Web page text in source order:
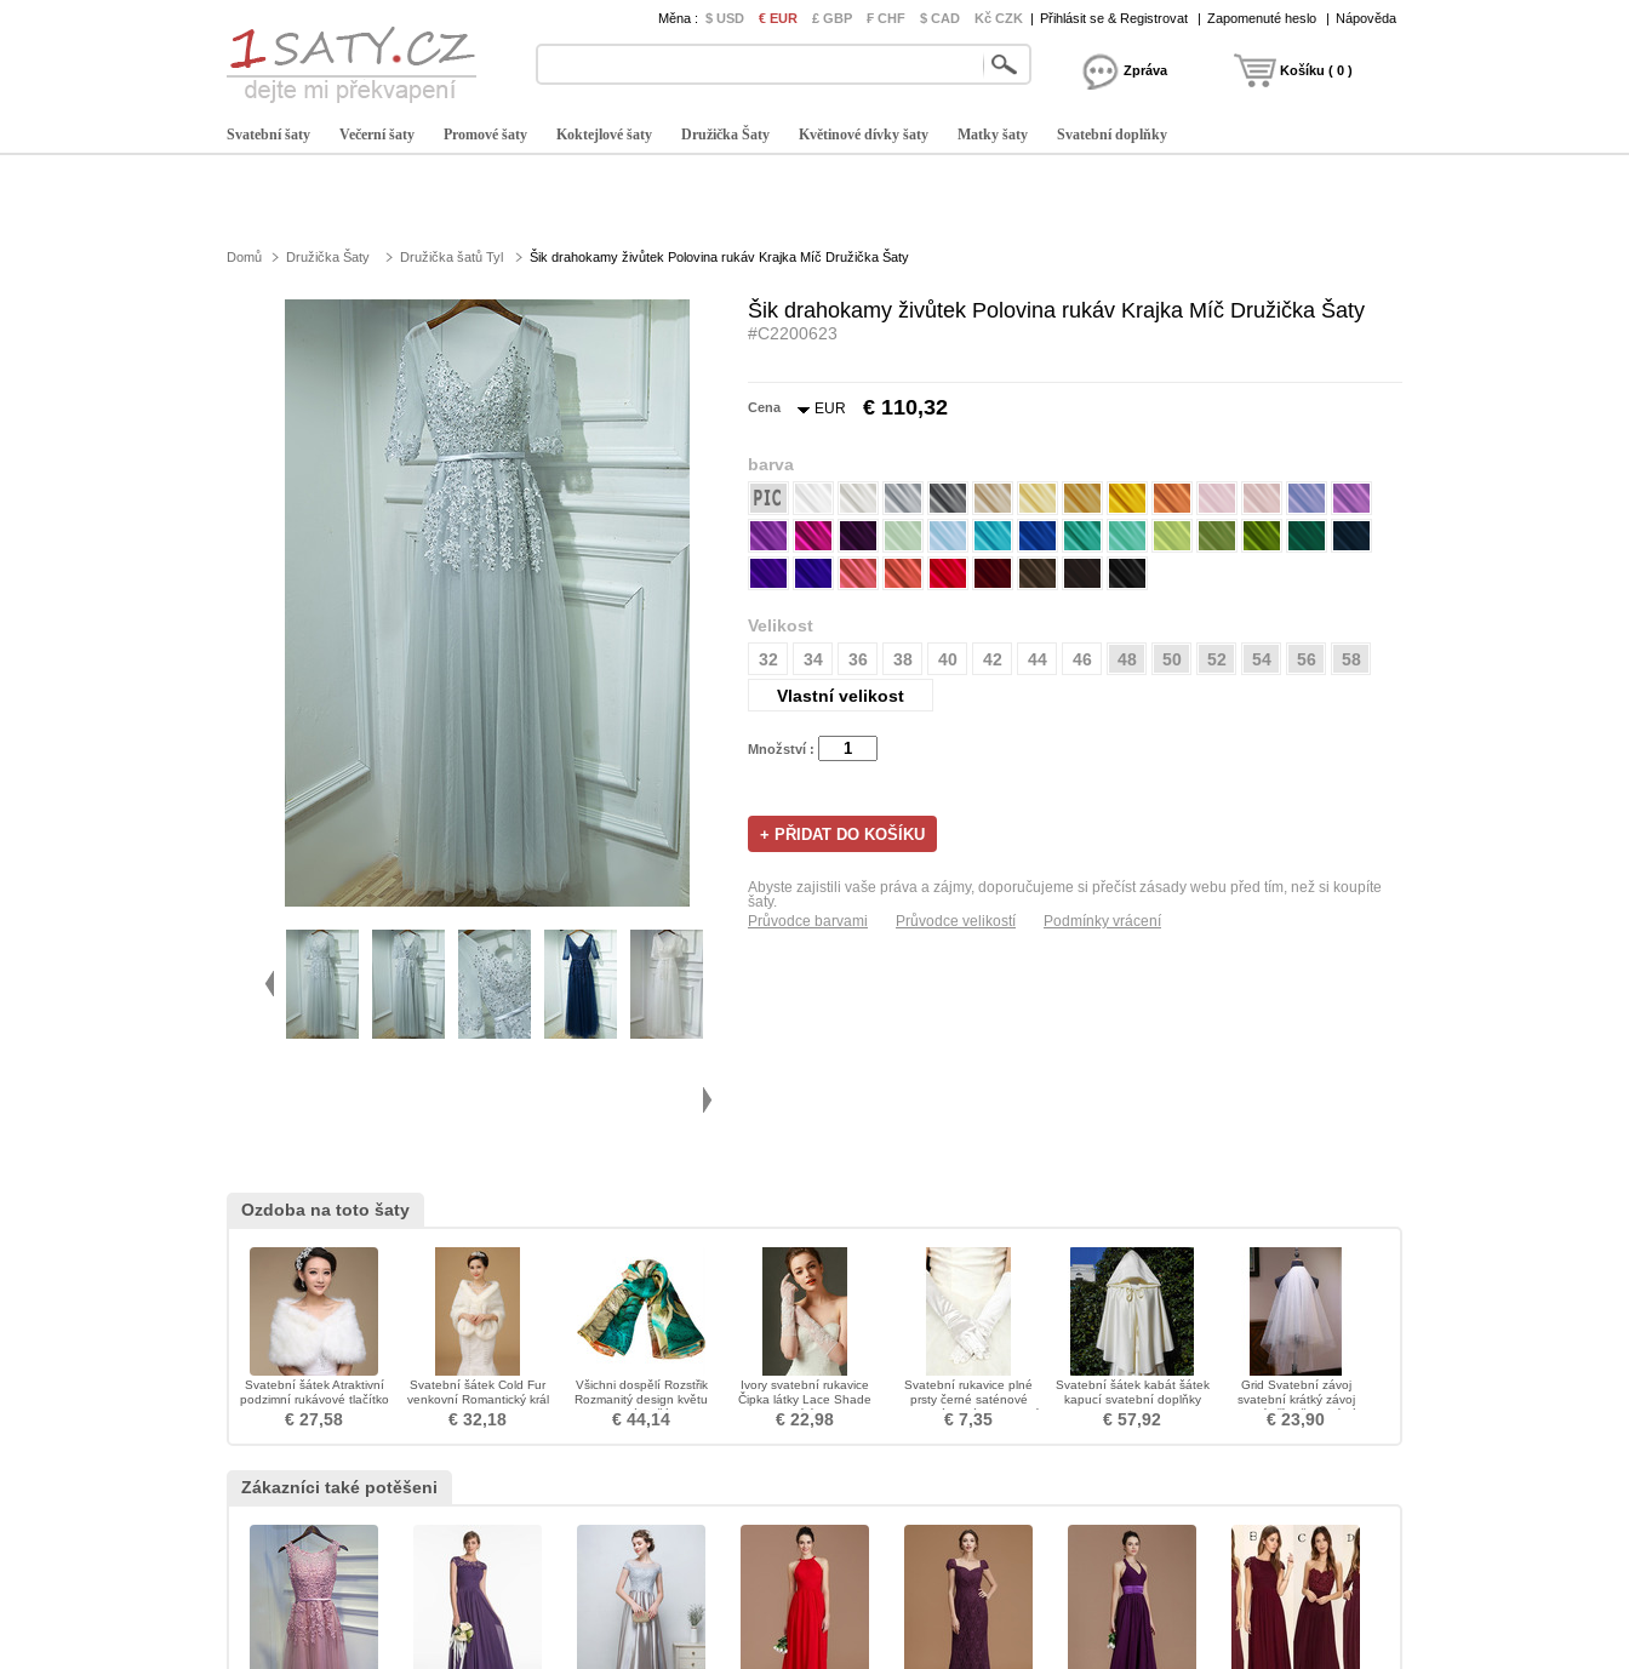
Měna : $ USD € EUR £ GBP ₣ CHF $ CAD Kč CZK | Přihlásit se & Registrovat | Zapomenuté heslo | Nápověda
Zpráva Košíku ( 0 )
Svatební šaty Večerní šaty Promové šaty Koktejlové šaty Družička Šaty Květinové dívky šaty Matky šaty Svatební doplňky
Domů Družička Šaty Družička šatů Tyl Šik drahokamy živůtek Polovina rukáv Krajka Míč Družička Šaty
Šik drahokamy živůtek Polovina rukáv Krajka Míč Družička Šaty
#C2200623
Cena EUR € 110,32
barva
Velikost
32
34 36 38 40 42 44 46 48 50 52 54 56
58
Vlastní velikost
Množství :
Abyste zajistili vaše práva a zájmy, doporučujeme si přečíst zásady webu před tím, než si koupíte
šaty.
Průvodce barvami
Průvodce velikostí Podmínky vrácení
Ozdoba na toto šaty
Svatební šátek Atraktivní
podzimní rukávové tlačítko
€ 27,58
Svatební šátek Cold Fur
venkovní Romantický král
€ 32,18
Všichni dospělí Rozstřik
Rozmanitý design květu
prostého šálu
€ 44,14
Ivory svatební rukavice
Čipka látky Lace Shade
Padající sexy
€ 22,98
Svatební rukavice plné
prsty černé saténové
elastické teplé slavnostní
€ 7,35
Svatební šátek kabát šátek
kapucí svatební doplňky
€ 57,92
Grid Svatební závoj
svatební krátký závoj
svatební příslušenství závoj
€ 23,90
Zákazníci také potěšeni